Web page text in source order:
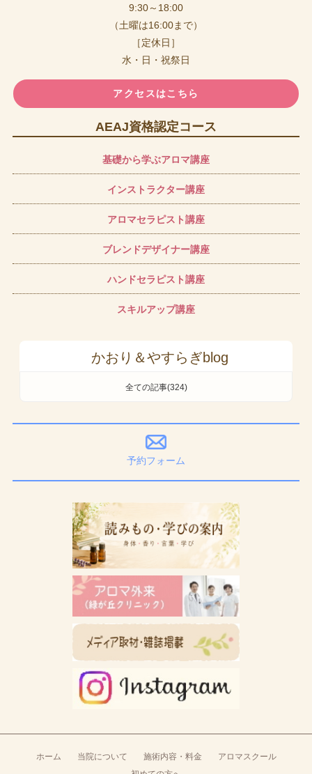
9:30～18:00
（土曜は16:00まで）
［定休日］
水・日・祝祭日
アクセスはこちら
AEAJ資格認定コース
基礎から学ぶアロマ講座
インストラクター講座
アロマセラピスト講座
ブレンドデザイナー講座
ハンドセラピスト講座
スキルアップ講座
かおり＆やすらぎblog
全ての記事(324)
予約フォーム
ホーム 当院について 施術内容・料金
アロマスクール